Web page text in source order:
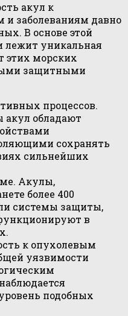
акул к
заболеваниям давно
В основе этой
лежит уникальная
этих морских
защитными
процессов.
акул обладают
сохранять
сильнейших
Акулы,
более 400
системы защиты,
в
к опухолевым
уязвимости
подобных